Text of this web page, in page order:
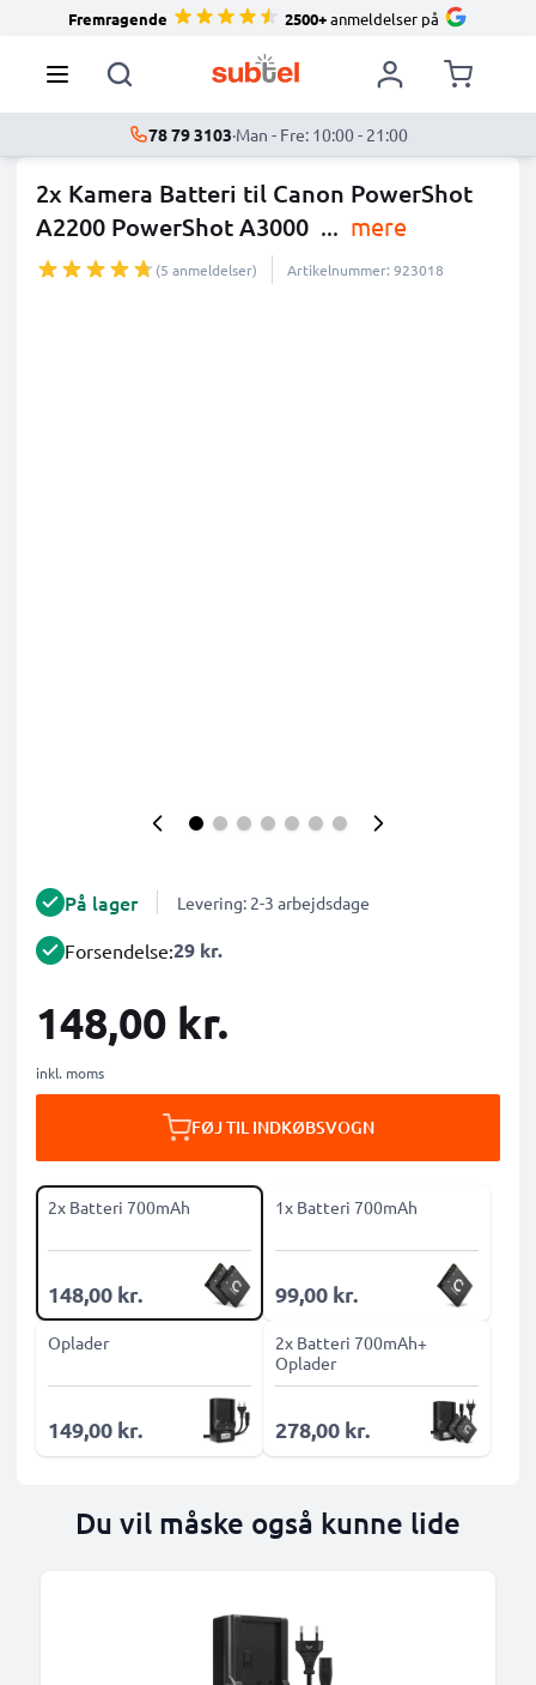
Fremragende 2500+anmeldelser på
78 79 3103·Man - Fre: 10:00 - 21:00
2x Kamera Batteri til Canon PowerShot
A2200 PowerShot A3000 ... mere
(5 anmeldelser) Artikelnummer: 923018
På lager Levering: 2-3 arbejdsdage
Forsendelse:29 kr.
148,00 kr.
inkl. moms
FØJ TIL INDKØBSVOGN
2x Batteri 700mAh
148,00 kr.
1x Batteri 700mAh
99,00 kr.
Oplader
149,00 kr.
2x Batteri 700mAh+
Oplader
278,00 kr.
Du vil måske også kunne lide